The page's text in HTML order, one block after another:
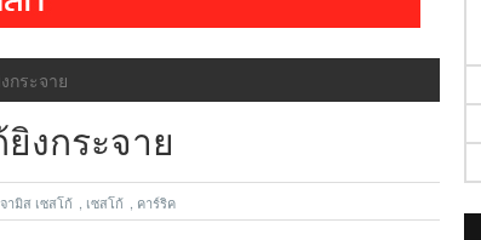
กระจาย
งกระจาย
ามิส เซสโก้ เซสโก้ คาร์ริค